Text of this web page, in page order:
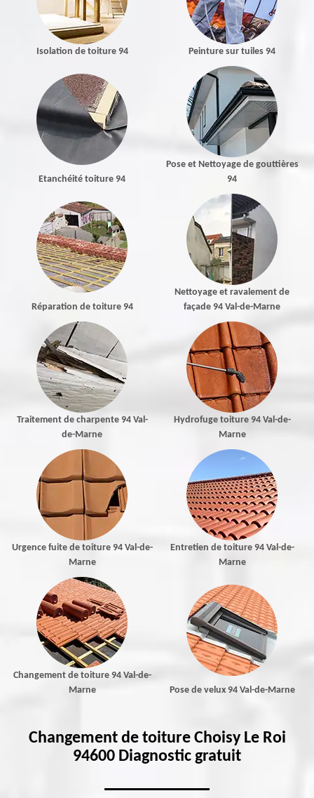
Isolation de toiture 94 Peinture sur tuiles 94
Etanchéité toiture 94
Pose et Nettoyage de gouttières
94
Réparation de toiture 94
Nettoyage et ravalement de
façade 94 Val-de-Marne
Traitement de charpente 94 Val-
de-Marne
Hydrofuge toiture 94 Val-de-
Marne
Urgence fuite de toiture 94 Val-de-
Marne
Entretien de toiture 94 Val-de-
Marne
Changement de toiture 94 Val-de-
Marne
Pose de velux 94 Val-de-Marne
Changement de toiture Choisy Le Roi
94600 Diagnostic gratuit